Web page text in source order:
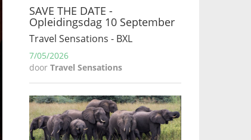
SAVE THE DATE -
Opleidingsdag 10 September
Travel Sensations - BXL
7/05/2026
door Travel Sensations